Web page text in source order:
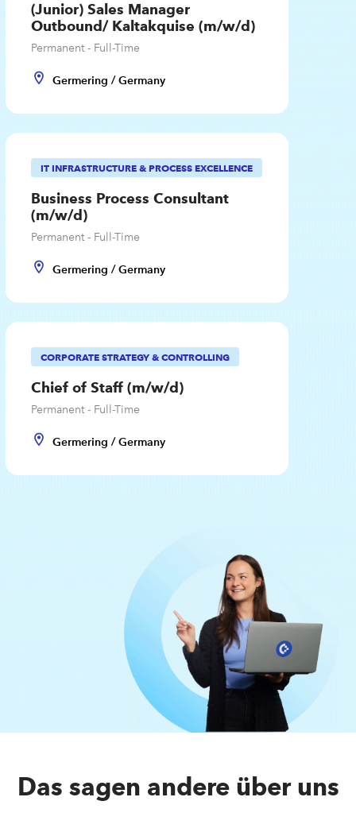
(Junior) Sales Manager
Outbound/ Kaltakquise (m/w/d)
Permanent - Full-Time
Germering / Germany
IT INFRASTRUCTURE & PROCESS EXCELLENCE
Business Process Consultant
(m/w/d)
Permanent - Full-Time
Germering / Germany
CORPORATE STRATEGY & CONTROLLING
Chief of Staff (m/w/d)
Permanent - Full-Time
Germering / Germany
Das sagen andere über uns